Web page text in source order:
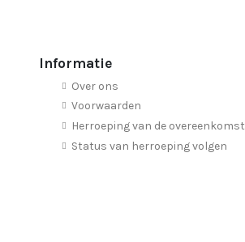
Informatie
Over ons
Voorwaarden
Herroeping van de overeenkomst
Status van herroeping volgen